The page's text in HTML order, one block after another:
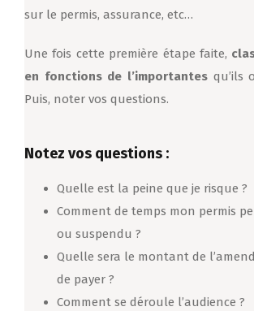
sur le permis, assurance, etc…
Une fois cette première étape faite,
en fonctions de l’importantes qu’ils
Puis, noter vos questions.
Notez vos questions :
Quelle est la peine que je risque ?
Comment de temps mon permis
ou suspendu ?
Quelle sera le montant de
de payer ?
Comment se déroule l’audience ?